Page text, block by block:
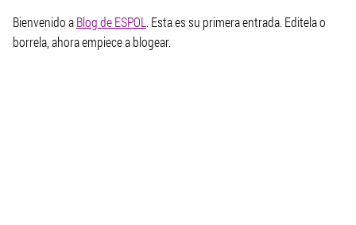
Bienvenido aBlog de ESPOL . Esta es su primera entrada. Editela o
borrela, ahora empiece a blogear.
VISITA EL SITIO WEB